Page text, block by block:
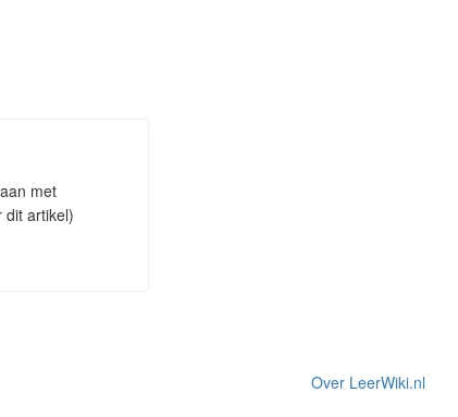
met
dit artikel)
Over LeerWiki.nl